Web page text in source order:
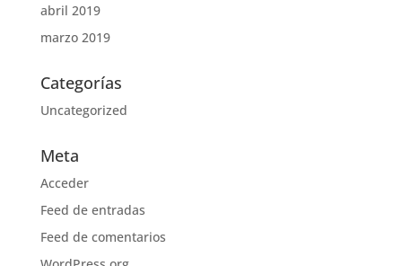
abril 2019
marzo 2019
Categorías
Uncategorized
Meta
Acceder
Feed de entradas
Feed de comentarios